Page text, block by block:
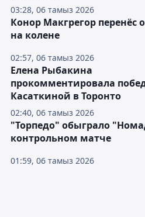
03:28, 06 тамыз 2026
02:57, 06 тамыз 2026
Конор Макгрегор перенёс
на колене
02:40, 06 тамыз 2026
Елена Рыбакина
прокомментировала
Касаткиной в Торонто
01:59, 06 тамыз 2026
"Торпедо" обыграло
контрольном матче